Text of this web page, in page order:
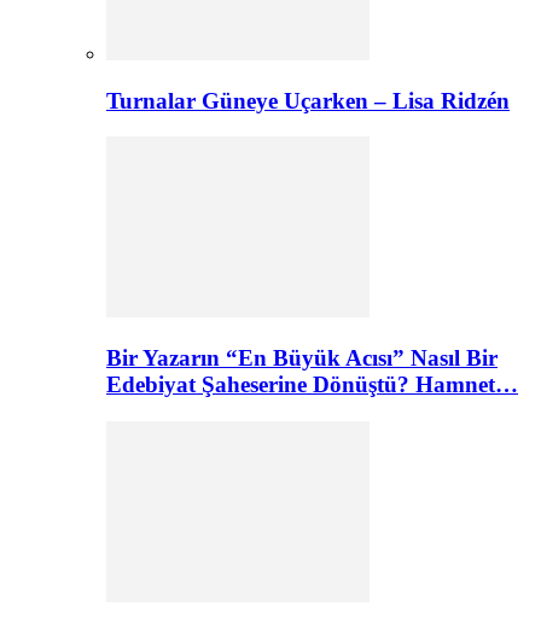
Turnalar Güneye Uçarken – Lisa Ridzén
Bir Yazarın “En Büyük Acısı” Nasıl Bir
Edebiyat Şaheserine Dönüştü? Hamnet…